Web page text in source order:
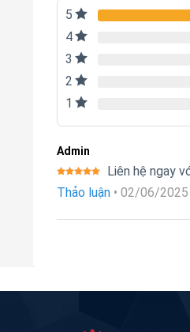
5
4
3
2
1
Admin
Được xếp
hạng5
Liên hệ ngay
Thảo luận • 02/06/2025